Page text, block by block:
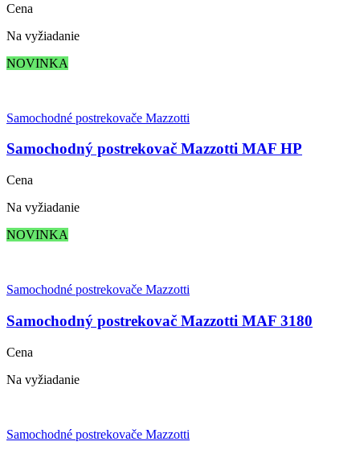
Cena
Na vyžiadanie
NOVINKA
Samochodné postrekovače Mazzotti
Samochodný postrekovač Mazzotti MAF HP
Cena
Na vyžiadanie
NOVINKA
Samochodné postrekovače Mazzotti
Samochodný postrekovač Mazzotti MAF 3180
Cena
Na vyžiadanie
Samochodné postrekovače Mazzotti